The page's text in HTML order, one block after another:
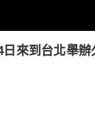
來到台北舉